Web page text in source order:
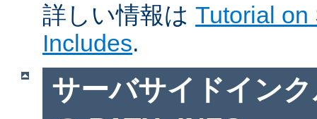
詳しい情報は Tutorial on
Includes.
サーバサイドイン